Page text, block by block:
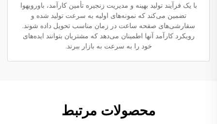
با یک فرآیند تولید بهینه و مدیریت زنجیره تأمین کارآمد، باورویهوا
تضمین می‌کند که نمونه‌های اولیه به سرعت تولید شده و
سفارشی‌های صفحه ساعت در زمان مناسب تحویل داده شوند.
رویکرد کارآمد آنها اطمینان می‌دهد که مشتریان بتوانند ایده‌های
خود را به سرعت به بازار ببرند.
محصولات مرتبط